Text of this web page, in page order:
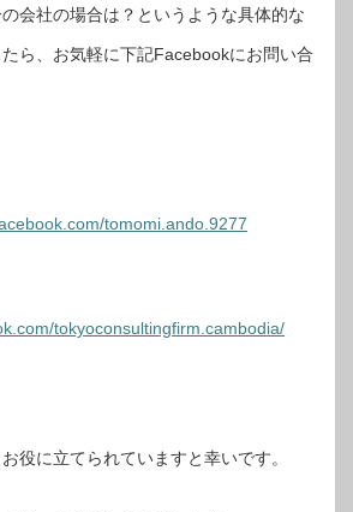
の会社の場合は？というような具体的な
ら、お気軽に下記Facebookにお問い合
tomomi.ando.9277
tokyoconsultingfirm.cambodia/
役に立てられていますと幸いです。